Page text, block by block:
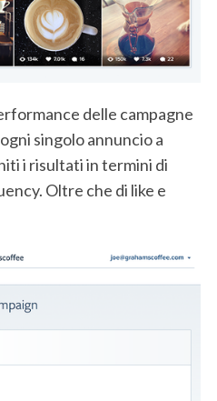
delle campagne
singolo annuncio a
i risultati in termini di
Oltre che di like e